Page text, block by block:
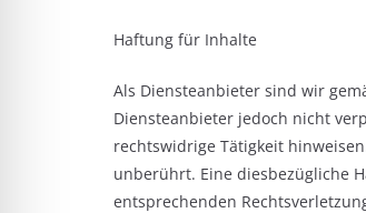
Haftung für Inhalte
Als Diensteanbieter sind wir
Diensteanbieter jedoch nicht
rechtswidrige Tätigkeit
unberührt. Eine diesbezügliche
entsprechenden